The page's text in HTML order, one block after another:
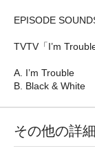
EPISODE
TVTV「I’m Trouble
A. I’m Trouble
B. Black & White
その他の詳